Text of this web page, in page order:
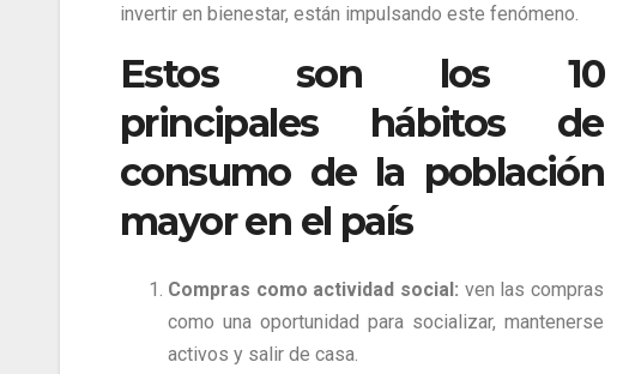
invertir en bienestar, están impulsando este fenómeno.
Estos son los 10
principales hábitos de
consumo de la población
mayor en el país
Compras como actividad social: ven las compras
como una oportunidad para socializar, mantenerse
activos y salir de casa.